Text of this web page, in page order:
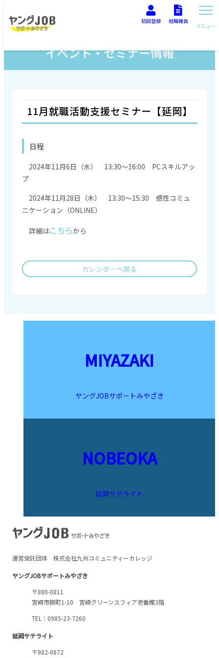
メニュー
初回登録 就職報告
イベント・セミナー情報
11月就職活動支援セミナー【延岡】
日程
2024年11月6日（水） 13:30～16:00 PCスキルアッ
プ
2024年11月28日（木） 13:30～15:30 感性コミュ
ニケーション（ONLINE）
詳細はこちらから
カレンダーへ戻る
MIYAZAKI
ヤングJOBサポートみやざき
NOBEOKA
延岡サテライト
運営受託団体 株式会社九州コミュニティーカレッジ
ヤングJOBサポートみやざき
〒880-0811
宮崎市錦町1-10 宮崎グリーンスフィア壱番館3階
TEL：0985-23-7260
延岡サテライト
〒882-0872